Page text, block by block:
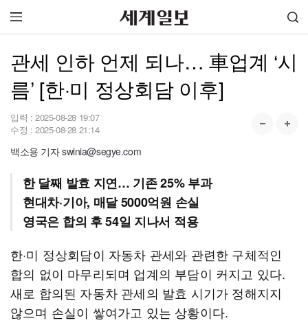
관세 인하 언제 되나… 車업계 ‘시
름’ [한·미 정상회담 이후]
입력 : 2025-08-28 19:07
수정 : 2025-08-28 21:14
백소용 기자 swinia@segye.com
한 달째 발효 지연… 기존 25% 부과
현대차·기아, 매달 5000억원 손실
영국은 합의 후 54일 지나서 적용
한·미 정상회담이 자동차 관세와 관련한 구체적인
합의 없이 마무리되며 업계의 부담이 커지고 있다.
새로 합의된 자동차 관세의 발효 시기가 정해지지
않으며 손실이 쌓여가고 있는 상황이다.